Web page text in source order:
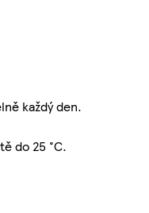
každý den.
do 25 °C.